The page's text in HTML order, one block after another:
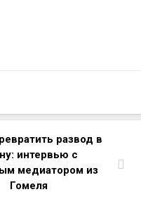
развод в
интервью с
медиатором из
Гомеля